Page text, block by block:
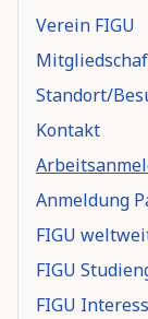
Verein FIGU
Standort/
Kontakt
Anmeldung
FIGU
FIGU
FIGU